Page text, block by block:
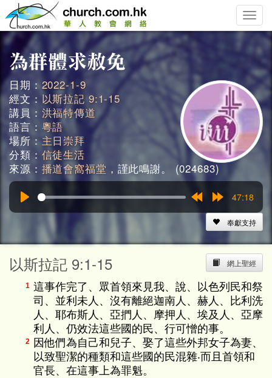
Toggle
日期： 2022-1-9
經文：以斯拉記 9:1-15
講員： 洪福特傳道
語言： 粵語
場所： 主日崇拜
分類： 信徒生活
來源： 播道會窩福堂 ，謹此鳴謝。 (024683)
15s
15s
47:18
奉獻支持
網上聖經
以斯拉記 9:1-15
1 這事作完了、眾首領來見我、說、以色列民和祭
司、並利未人、沒有離絕迦南人、赫人、比利洗
人、耶布斯人、亞捫人、摩押人、埃及人、亞摩
利人、仍效法這些國的民、行可憎的事。
2
因他們為自己和兒子、娶了這些外邦女子為妻、
以致聖潔的種類和這些國的民混雜‧而且首領和
官長、在這事上為罪魁。